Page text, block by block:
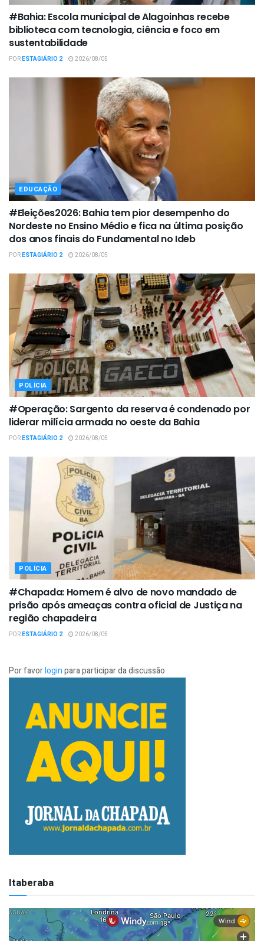
#Bahia: Escola municipal de Alagoinhas recebe
biblioteca com tecnologia, ciência e foco em
sustentabilidade
PORESTAGIÁRIO 2 2026/08/05
EDUCAÇÃO
#Eleições2026: Bahia tem pior desempenho do
Nordeste no Ensino Médio e fica na última posição
dos anos finais do Fundamental no Ideb
PORESTAGIÁRIO 2 2026/08/05
POLÍCIA
#Operação: Sargento da reserva é condenado por
liderar milícia armada no oeste da Bahia
PORESTAGIÁRIO 2 2026/08/05
POLÍCIA
#Chapada: Homem é alvo de novo mandado de
prisão após ameaças contra oficial de Justiça na
região chapadeira
PORESTAGIÁRIO 2 2026/08/05
Por favorloginpara participar da discussão
Itaberaba